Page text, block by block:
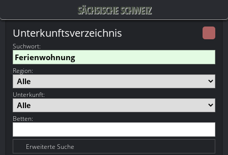
SÄCHSISCHE SCHWEIZ
Unterkunftsverzeichnis
Suchwort:
Region:
Unterkunft:
Betten:
Erweiterte Suche